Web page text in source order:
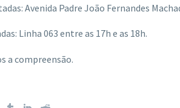
Avenida Padre João Fernandes
Linha 063 entre as 17h e as 18h.
a compreensão.